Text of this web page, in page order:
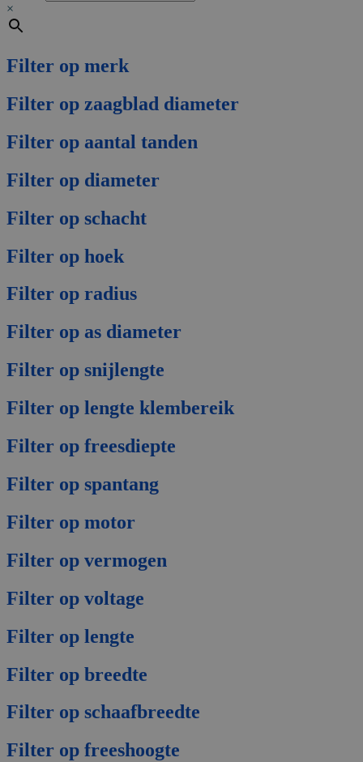
×
Filter op merk
Filter op zaagblad diameter
Filter op aantal tanden
Filter op diameter
Filter op schacht
Filter op hoek
Filter op radius
Filter op as diameter
Filter op snijlengte
Filter op lengte klembereik
Filter op freesdiepte
Filter op spantang
Filter op motor
Filter op vermogen
Filter op voltage
Filter op lengte
Filter op breedte
Filter op schaafbreedte
Filter op freeshoogte